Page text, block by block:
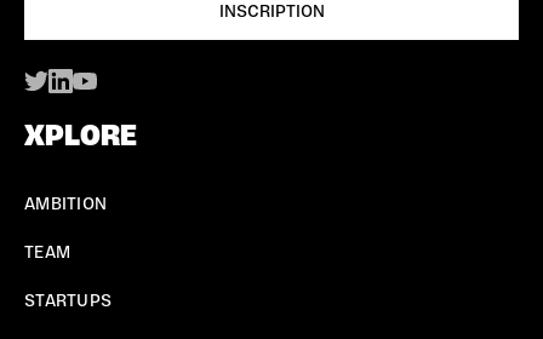
XPLORE
AMBITION
TEAM
STARTUPS